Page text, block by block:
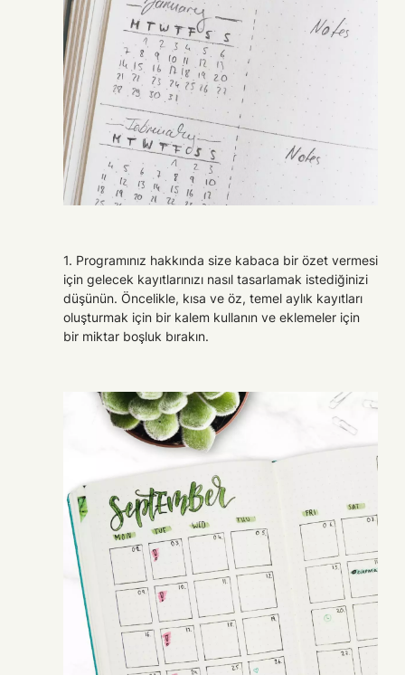
1. Programınız hakkında size kabaca bir özet vermesi
için gelecek kayıtlarınızı nasıl tasarlamak istediğinizi
düşünün. Öncelikle, kısa ve öz, temel aylık kayıtları
oluşturmak için bir kalem kullanın ve eklemeler için
bir miktar boşluk bırakın.